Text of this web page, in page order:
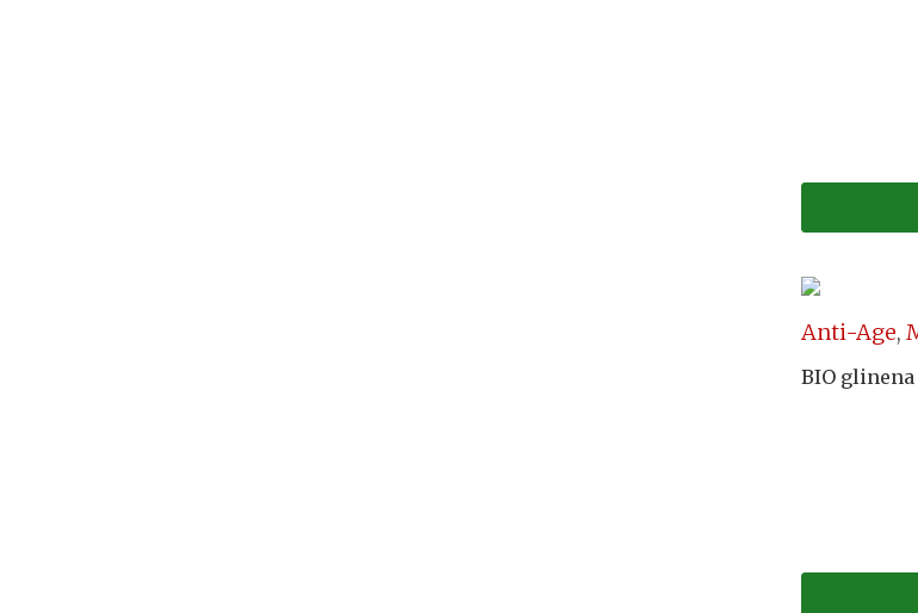
Anti-Age,
BIO glinena